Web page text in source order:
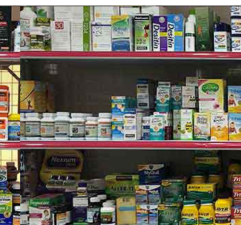
Recherche luôn có thành phần là acid
là một dẫn xuất Vitamin B3 loại
Niacinamide là hỗ trợ giảm sự bài tiết hắc
Acid.
(Red Algae), Complex of Fruits Titrated In